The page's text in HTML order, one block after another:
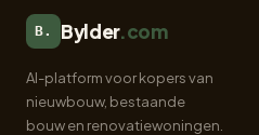
B. Bylder.com
AI-platform voor kopers van
nieuwbouw, bestaande
bouw en renovatiewoningen.